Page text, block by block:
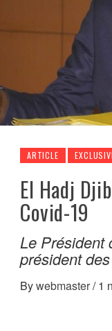
ARTICLE
El Hadj
Covid-19
Le Président
président
Bywebmaster/ 1